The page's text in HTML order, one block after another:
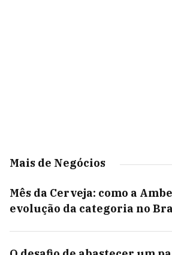
Mais de Negócios
Mês da Cerveja: como a
evolução da categoria no